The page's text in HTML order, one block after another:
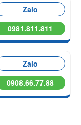
Zalo
0981.811.811
Zalo
0908.66.77.88